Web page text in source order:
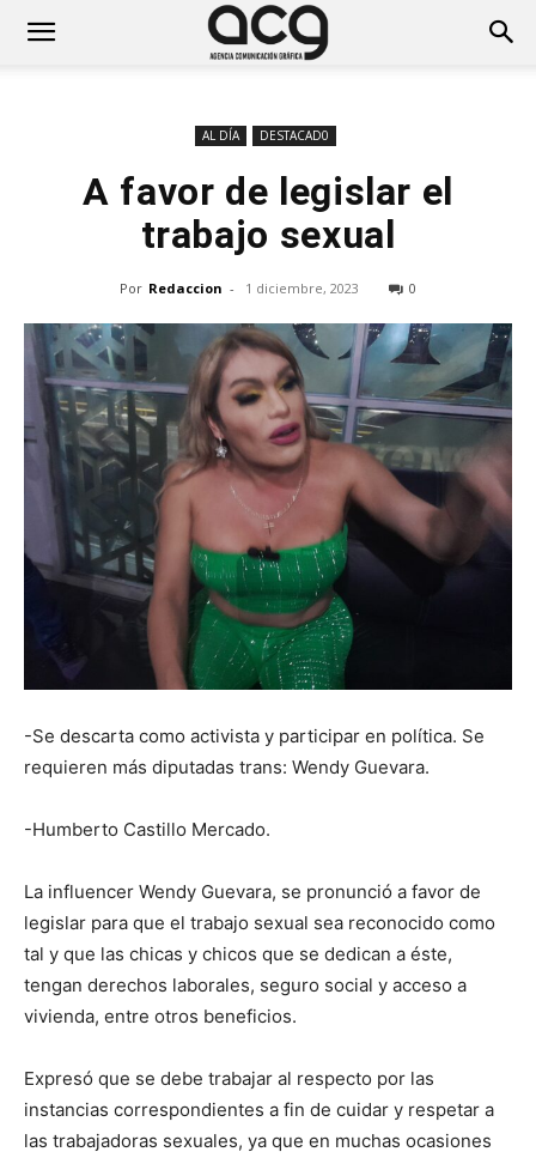
AL DÍA DESTACAD0
A favor de legislar el
trabajo sexual
Por Redaccion - 1 diciembre, 2023 0
-Se descarta como activista y participar en política. Se
requieren más diputadas trans: Wendy Guevara.
-Humberto Castillo Mercado.
La influencer Wendy Guevara, se pronunció a favor de
legislar para que el trabajo sexual sea reconocido como
tal y que las chicas y chicos que se dedican a éste,
tengan derechos laborales, seguro social y acceso a
vivienda, entre otros beneficios.
Expresó que se debe trabajar al respecto por las
instancias correspondientes a fin de cuidar y respetar a
las trabajadoras sexuales, ya que en muchas ocasiones